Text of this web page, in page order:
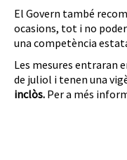
El Govern també
ocasions, tot i no
una competència
Les mesures entraran
de juliol i tenen una
inclòs. Per a més